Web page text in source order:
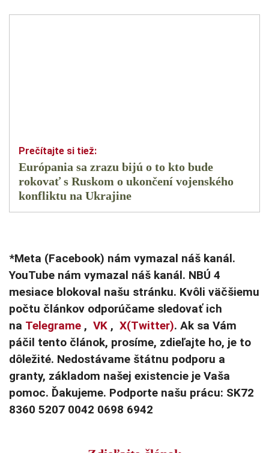
Európania sa zrazu bijú o to kto bude
rokovať s Ruskom o ukončení vojenského
konfliktu na Ukrajine
*Meta (Facebook) nám vymazal náš kanál.
YouTube nám vymazal náš kanál. NBÚ 4
mesiace blokoval našu stránku. Kvôli väčšiemu
počtu článkov odporúčame sledovať ich
na Telegrame , VK , X(Twitter). Ak sa Vám
páčil tento článok, prosíme, zdieľajte ho, je to
dôležité. Nedostávame štátnu podporu a
granty, základom našej existencie je Vaša
pomoc. Ďakujeme. Podporte našu prácu: SK72
8360 5207 0042 0698 6942